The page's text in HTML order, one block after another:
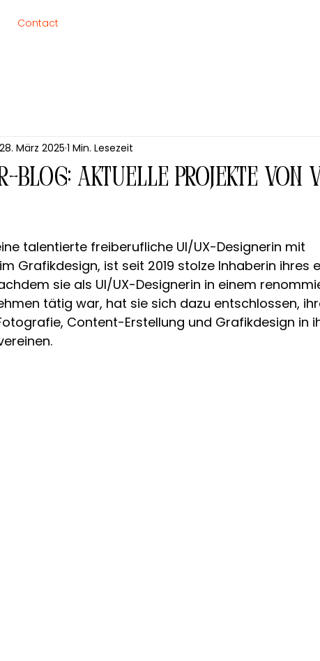
Contact
Blog: Aktuelle Projekte von
28. März 2025 1 Min. Lesezeit
talentierte freiberufliche UI/UX-Designerin mit
Grafikdesign, ist seit 2019 stolze Inhaberin ihres
sie als UI/UX-Designerin in einem
tätig war, hat sie sich dazu entschlossen,
Content-Erstellung und Grafikdesign in